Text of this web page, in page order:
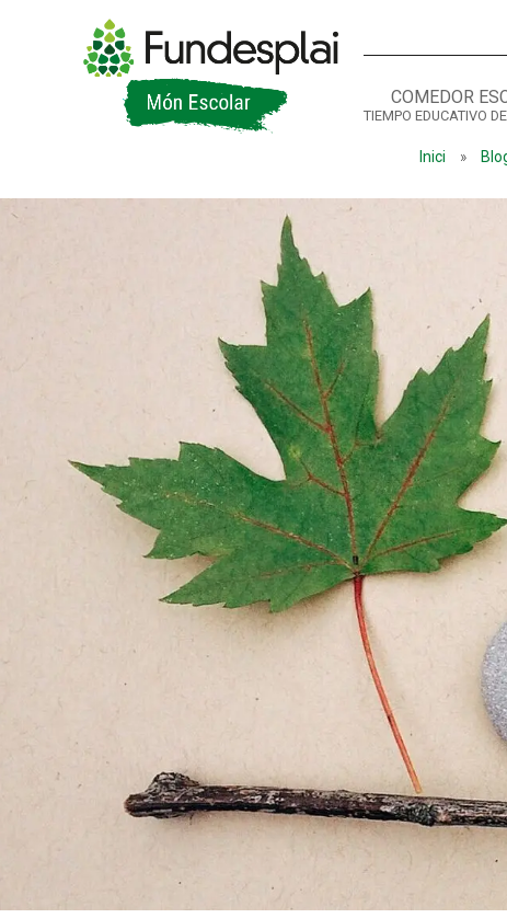
COMEDOR
TIEMPO EDUCATIVO
Inici »
ACTIVITATS D'ESTIU
CASES DE COLÒNIES
CONEIX FUNDESPLAI
La Fundació
L'equip
Missió i valors
Els comptes
Memòria